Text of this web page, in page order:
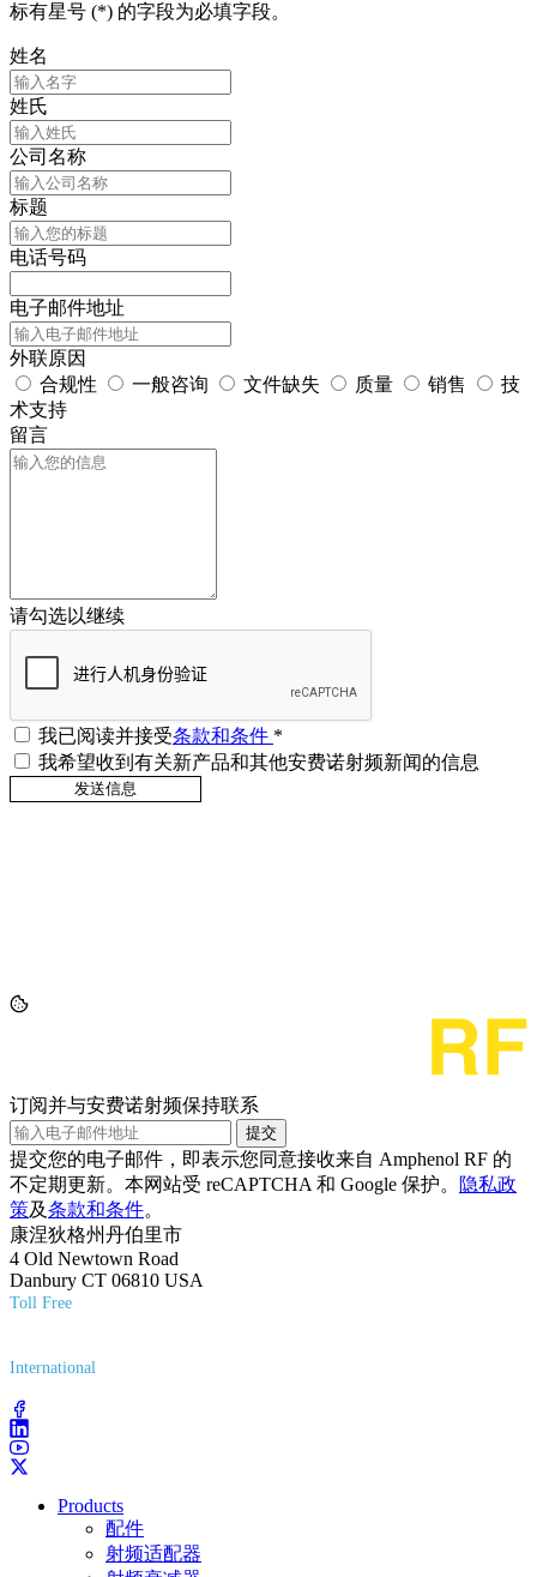
标有星号 (*) 的字段为必填字段。
姓名
姓氏
公司名称
标题
电话号码
电子邮件地址
外联原因
合规性
一般咨询 文件缺失 质量 销售
技
术支持
留言
请勾选以继续
我已阅读并接受条款和条件 *
我希望收到有关新产品和其他安费诺射频新闻的信息
订阅并与安费诺射频保持联系
提交
提交您的电子邮件，即表示您同意接收来自 Amphenol RF 的
不定期更新。本网站受 reCAPTCHA 和 Google 保护。
隐私政
策及条款和条件。
康涅狄格州丹伯里市
4 Old Newtown Road
Danbury CT 06810 USA
Toll Free
International
Products
配件
射频适配器